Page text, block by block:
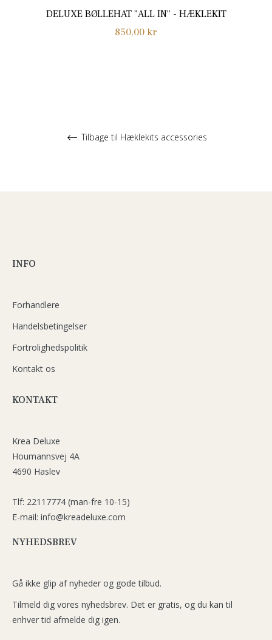
DELUXE BØLLEHAT "ALL IN" - HÆKLEKIT
Normalpris
850,00 kr
Tilbage til Hæklekits accessories
INFO
Forhandlere
Handelsbetingelser
Fortrolighedspolitik
Kontakt os
KONTAKT
Krea Deluxe
Houmannsvej 4A
4690 Haslev
Tlf: 22117774 (man-fre 10-15)
E-mail: info@kreadeluxe.com
NYHEDSBREV
Gå ikke glip af nyheder og gode tilbud.
Tilmeld dig vores nyhedsbrev. Det er gratis, og du kan til
enhver tid afmelde dig igen.